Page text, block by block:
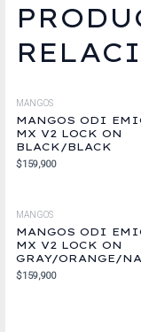
MANGOS
MANGOS ODI
MX V2 LOCK ON
BLACK/BLACK
$159,900
MANGOS
MANGOS ODI
MX V2 LOCK ON
GRAY/ORANGE/
$159,900